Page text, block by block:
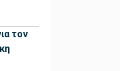
τον